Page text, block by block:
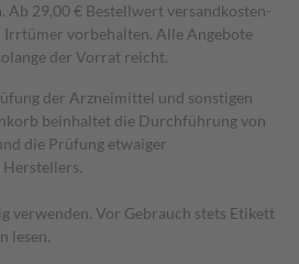
Ab 29,00 € Bestell­wert versand­kosten­
Irrtümer vorbehalten. Alle Angebote
der Vorrat reicht.
der Arzneimittel und sonstigen
beinhaltet die Durchführung von
die Prüfung etwaiger
Herstellers.
verwenden. Vor Gebrauch stets Etikett
lesen.